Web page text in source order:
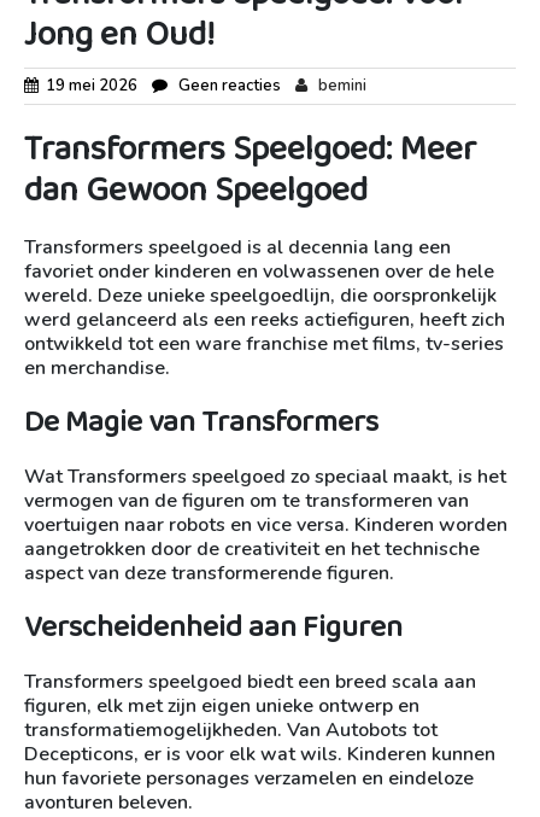
Jong en Oud!
19 mei 2026 Geen reacties bemini
Transformers Speelgoed: Meer
dan Gewoon Speelgoed
Transformers speelgoed is al decennia lang een
favoriet onder kinderen en volwassenen over de hele
wereld. Deze unieke speelgoedlijn, die oorspronkelijk
werd gelanceerd als een reeks actiefiguren, heeft zich
ontwikkeld tot een ware franchise met films, tv-series
en merchandise.
De Magie van Transformers
Wat Transformers speelgoed zo speciaal maakt, is het
vermogen van de figuren om te transformeren van
voertuigen naar robots en vice versa. Kinderen worden
aangetrokken door de creativiteit en het technische
aspect van deze transformerende figuren.
Verscheidenheid aan Figuren
Transformers speelgoed biedt een breed scala aan
figuren, elk met zijn eigen unieke ontwerp en
transformatiemogelijkheden. Van Autobots tot
Decepticons, er is voor elk wat wils. Kinderen kunnen
hun favoriete personages verzamelen en eindeloze
avonturen beleven.